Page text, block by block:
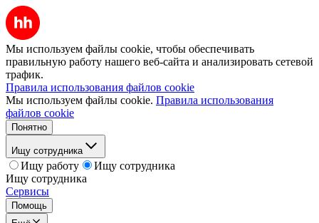
Мы используем файлы cookie, чтобы обеспечивать
правильную работу нашего веб-сайта и анализировать сетевой
трафик.
Правила использования файлов cookie
Мы используем файлы cookie. Правила использования
файлов cookie
Понятно
Ищу сотрудника
Ищу работу
Ищу сотрудника
Ищу сотрудника
Сервисы
Помощь